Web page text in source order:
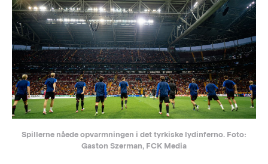
Spillerne nåede opvarmningen i det tyrkiske lydinferno. Foto:
Gaston Szerman, FCK Media